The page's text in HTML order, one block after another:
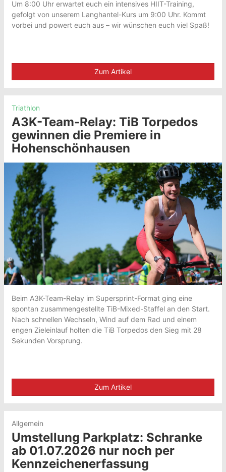
Um 8:00 Uhr erwartet euch ein intensives HIIT-Training,
gefolgt von unserem Langhantel-Kurs um 9:00 Uhr. Kommt
vorbei und powert euch aus – wir wünschen euch viel Spaß!
Zum Artikel
Triathlon
A3K-Team-Relay: TiB Torpedos
gewinnen die Premiere in
Hohenschönhausen
Beim A3K-Team-Relay im Supersprint-Format ging eine
spontan zusammengestellte TiB-Mixed-Staffel an den Start.
Nach schnellen Wechseln, Wind auf dem Rad und einem
engen Zieleinlauf holten die TiB Torpedos den Sieg mit 28
Sekunden Vorsprung.
Zum Artikel
Allgemein
Umstellung Parkplatz: Schranke
ab 01.07.2026 nur noch per
Kennzeichenerfassung